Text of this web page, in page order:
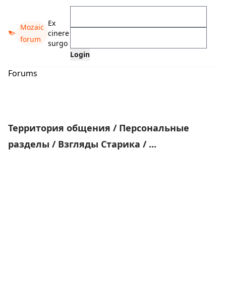
Mozaic
forum
Ex
cinere
surgo
Forums
Территория общения / Персональные
разделы / Взгляды Старика / ...